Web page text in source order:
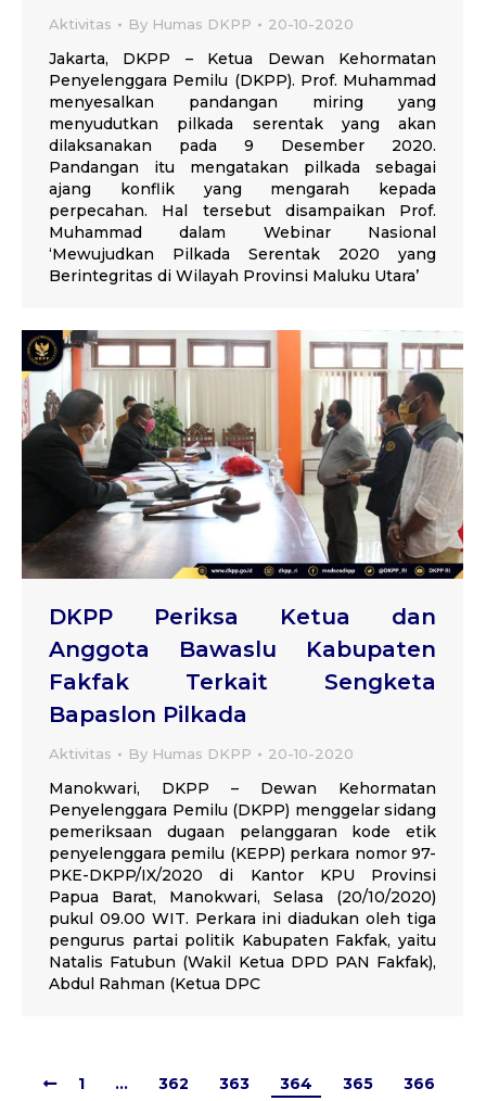
Aktivitas By Humas DKPP 20-10-2020
Jakarta, DKPP – Ketua Dewan Kehormatan
Penyelenggara Pemilu (DKPP). Prof. Muhammad
menyesalkan pandangan miring yang
menyudutkan pilkada serentak yang akan
dilaksanakan pada 9 Desember 2020.
Pandangan itu mengatakan pilkada sebagai
ajang konflik yang mengarah kepada
perpecahan. Hal tersebut disampaikan Prof.
Muhammad dalam Webinar Nasional
‘Mewujudkan Pilkada Serentak 2020 yang
Berintegritas di Wilayah Provinsi Maluku Utara’
DKPP Periksa Ketua dan
Anggota Bawaslu Kabupaten
Fakfak Terkait Sengketa
Bapaslon Pilkada
Aktivitas By Humas DKPP 20-10-2020
Manokwari, DKPP – Dewan Kehormatan
Penyelenggara Pemilu (DKPP) menggelar sidang
pemeriksaan dugaan pelanggaran kode etik
penyelenggara pemilu (KEPP) perkara nomor 97-
PKE-DKPP/IX/2020 di Kantor KPU Provinsi
Papua Barat, Manokwari, Selasa (20/10/2020)
pukul 09.00 WIT. Perkara ini diadukan oleh tiga
pengurus partai politik Kabupaten Fakfak, yaitu
Natalis Fatubun (Wakil Ketua DPD PAN Fakfak),
Abdul Rahman (Ketua DPC
1 … 362 363 364 365
366